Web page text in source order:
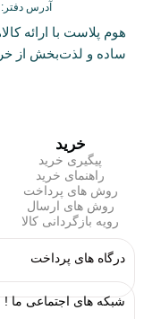
آدرس دفتر: کرج ،
هوم پلاست با ارائه
ساده و لذت‌بخش از
خرید
پیگیری خرید
راهنمای خرید
روش های پرداخت
روش های ارسال
رویه بازگردانی کالا
درگاه های پرداخت
شبکه های اجتماعی ما !